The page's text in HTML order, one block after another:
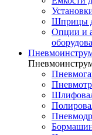
Шприцы
Опции и